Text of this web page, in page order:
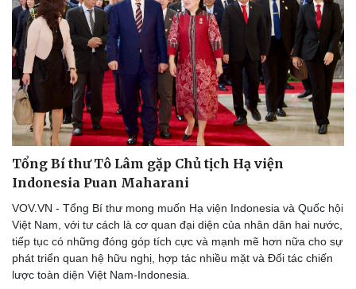
Thể thao
Bóng đá
Lịch thi đấu bóng đá
Thế giới thể thao
eSports
Hậu trường
Ô tô - Xe máy
Ô tô
Xe máy
Tư vấn
Tổng Bí thư Tô Lâm gặp Chủ tịch Hạ viện
Indonesia Puan Maharani
VOV.VN - Tổng Bí thư mong muốn Hạ viện Indonesia và Quốc hội
Việt Nam, với tư cách là cơ quan đại diện của nhân dân hai nước,
tiếp tục có những đóng góp tích cực và mạnh mẽ hơn nữa cho sự
phát triển quan hệ hữu nghị, hợp tác nhiều mặt và Đối tác chiến
lược toàn diện Việt Nam-Indonesia.